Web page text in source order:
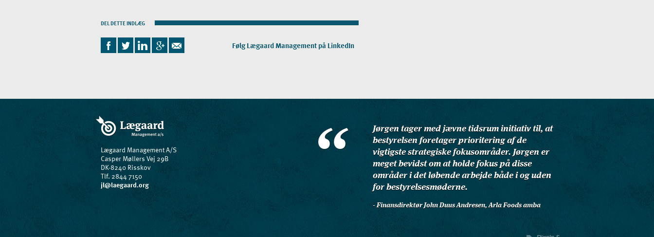
DEL DETTE INDLÆG
Følg Lægaard Management på LinkedIn
Lægaard Management A/S
Casper Møllers Vej 29B
DK-8240 Risskov
Tlf. 2844 7150
jl@laegaard.org
Jørgen tager med jævne tidsrum initiativ til, at
bestyrelsen foretager prioritering af de
vigtigste strategiske fokusområder. Jørgen er
meget bevidst om at holde fokus på disse
områder i det løbende arbejde både i og uden
for bestyrelsesmøderne.
- Finansdirektør John Duus Andresen, Arla Foods amba